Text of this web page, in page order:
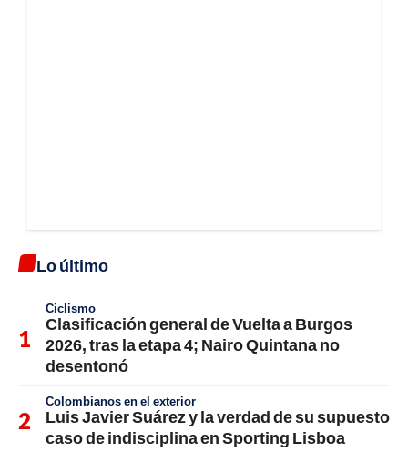
Lo último
Ciclismo
Clasificación general de Vuelta a Burgos
2026, tras la etapa 4; Nairo Quintana no
desentonó
Colombianos en el exterior
Luis Javier Suárez y la verdad de su supuesto
caso de indisciplina en Sporting Lisboa